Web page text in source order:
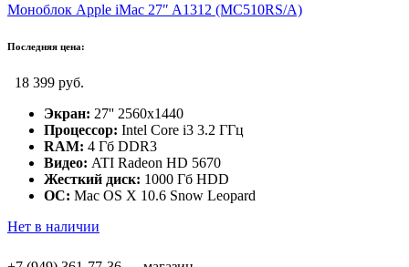
Моноблок Apple iMac 27″ A1312 (MC510RS/A)
Последняя цена:
18 399 руб.
Экран: 27'' 2560x1440
Процессор: Intel Core i3 3.2 ГГц
RAM: 4 Гб DDR3
Видео: ATI Radeon HD 5670
Жесткий диск: 1000 Гб HDD
ОС: Mac OS X 10.6 Snow Leopard
Нет в наличии